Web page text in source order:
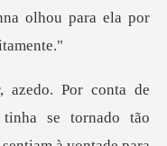
olhou para ela por